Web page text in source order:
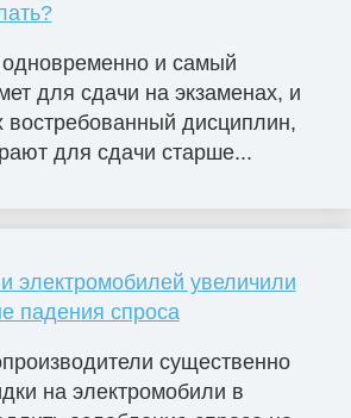
и самый
для сдачи на экзаменах, и
востребованный дисциплин,
для сдачи старше...
электромобилей увеличили
падения спроса
существенно
на электромобили в